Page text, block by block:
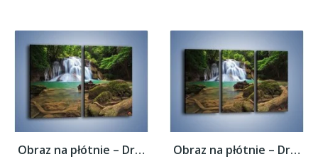
Obraz na płótnie – Drzewa schowane za... Obraz na płótnie – Drzewa schowane za...